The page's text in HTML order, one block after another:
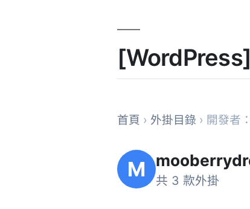
首頁 › 外掛目錄 › 開發者
M 共 3 款外掛